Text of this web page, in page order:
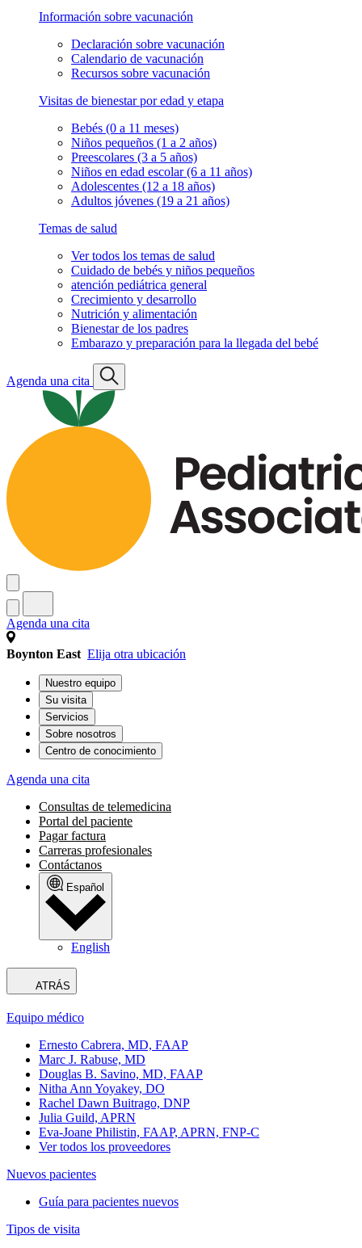
Información sobre vacunación
Declaración sobre vacunación
Calendario de vacunación
Recursos sobre vacunación
Visitas de bienestar por edad y etapa
Bebés (0 a 11 meses)
Niños pequeños (1 a 2 años)
Preescolares (3 a 5 años)
Niños en edad escolar (6 a 11 años)
Adolescentes (12 a 18 años)
Adultos jóvenes (19 a 21 años)
Temas de salud
Ver todos los temas de salud
Cuidado de bebés y niños pequeños
atención pediátrica general
Crecimiento y desarrollo
Nutrición y alimentación
Bienestar de los padres
Embarazo y preparación para la llegada del bebé
Agenda una cita
Agenda una cita
Boynton East Elija otra ubicación
Nuestro equipo
Su visita
Servicios
Sobre nosotros
Centro de conocimiento
Agenda una cita
Consultas de telemedicina
Portal del paciente
Pagar factura
Carreras profesionales
Contáctanos
Español
English
ATRÁS
Equipo médico
Ernesto Cabrera, MD, FAAP
Marc J. Rabuse, MD
Douglas B. Savino, MD, FAAP
Nitha Ann Yoyakey, DO
Rachel Dawn Buitrago, DNP
Julia Guild, APRN
Eva-Joane Philistin, FAAP, APRN, FNP-C
Ver todos los proveedores
Nuevos pacientes
Guía para pacientes nuevos
Tipos de visita